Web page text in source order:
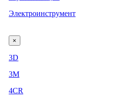
Электроинструмент
×
3D
3М
4CR